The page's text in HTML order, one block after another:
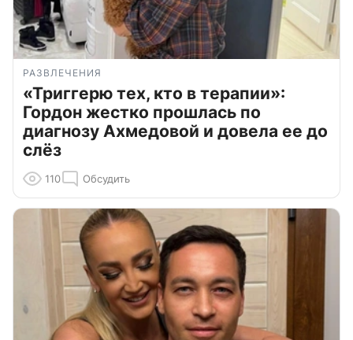
РАЗВЛЕЧЕНИЯ
«Триггерю тех, кто в терапии»:
Гордон жестко прошлась по
диагнозу Ахмедовой и довела ее до
слёз
110 Обсудить